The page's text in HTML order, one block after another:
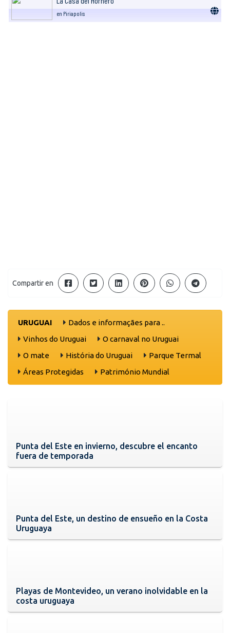
en Piriapolis
Compartir en
URUGUAI
Dados e informaçães para ..
Vinhos do Uruguai
O carnaval no Uruguai
O mate
História do Uruguai
Parque Termal
Áreas Protegidas
Património Mundial
Punta del Este en invierno, descubre el encanto
fuera de temporada
Punta del Este, un destino de ensueño en la Costa
Uruguaya
Playas de Montevideo, un verano inolvidable en la
costa uruguaya